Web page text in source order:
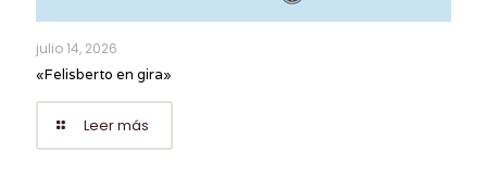
julio 14, 2026
«Felisberto en gira»
Leer más